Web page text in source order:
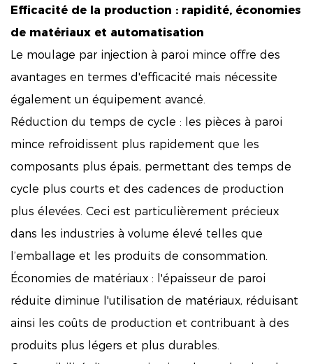
Efficacité de la production : rapidité, économies
de matériaux et automatisation
Le moulage par injection à paroi mince offre des
avantages en termes d'efficacité mais nécessite
également un équipement avancé.
Réduction du temps de cycle : les pièces à paroi
mince refroidissent plus rapidement que les
composants plus épais, permettant des temps de
cycle plus courts et des cadences de production
plus élevées. Ceci est particulièrement précieux
dans les industries à volume élevé telles que
l’emballage et les produits de consommation.
Économies de matériaux : l'épaisseur de paroi
réduite diminue l'utilisation de matériaux, réduisant
ainsi les coûts de production et contribuant à des
produits plus légers et plus durables.